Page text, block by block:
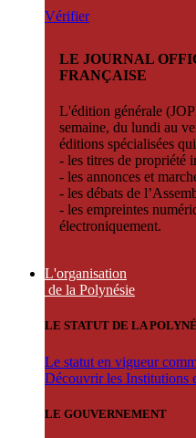
Vérifier
LE JOURNAL
FRANÇAISE
L'édition générale
semaine, du lundi au
éditions spécialisées
- les titres de propriété
- les annonces et
- les débats de
- les empreintes
électroniquement.
L'organisation
de la Polynésie
LE STATUT DE LA
Le statut en vigueur
Découvrir les Institutions
LE GOUVERNEMENT